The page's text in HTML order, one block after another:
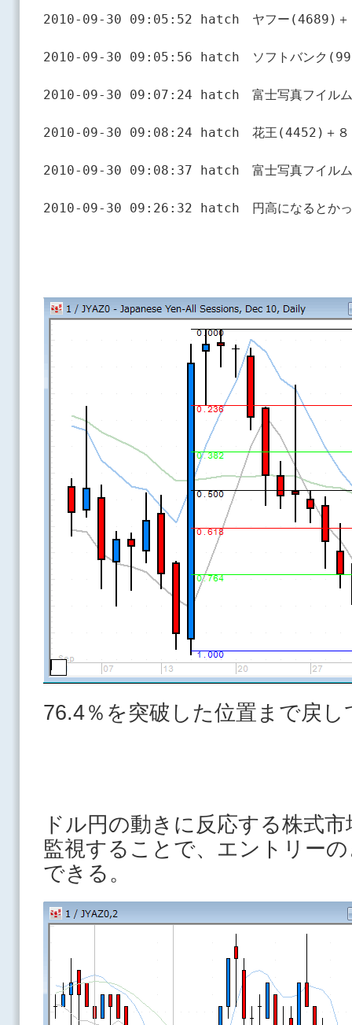
2010-09-30 09:05:52 hatch　ヤフー(4689)＋
2010-09-30 09:05:56 hatch　ソフトバンク
2010-09-30 09:07:24 hatch　富士写真フイル
2010-09-30 09:08:24 hatch　花王(4452)＋８
2010-09-30 09:08:37 hatch　富士写真フイル
76.4％を突破した位置まで戻
ドル円の動きに反応する株式
監視することで、エントリー
できる。